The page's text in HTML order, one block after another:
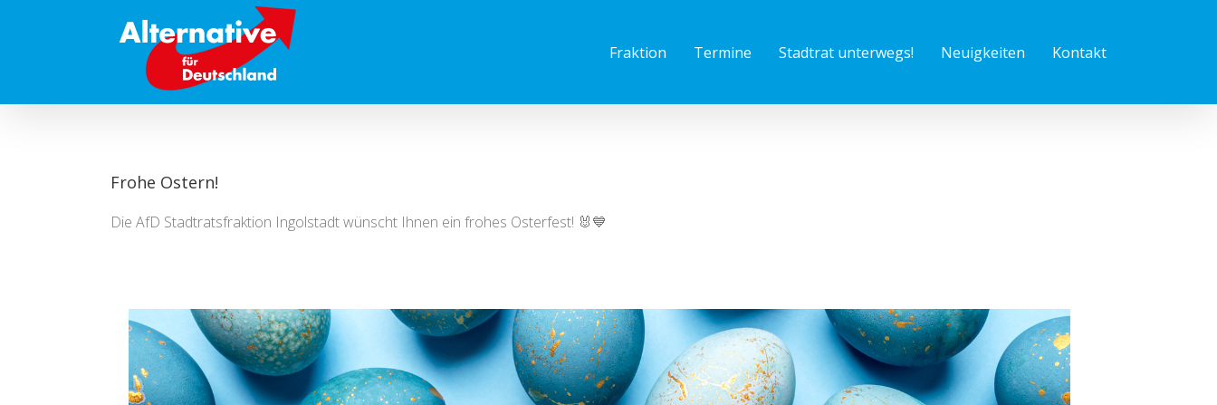
Fraktion Termine Stadtrat unterwegs! Neuigkeiten Kontakt
Frohe Ostern!
Die AfD Stadtratsfraktion Ingolstadt wünscht Ihnen ein frohes Osterfest! 🐰💙